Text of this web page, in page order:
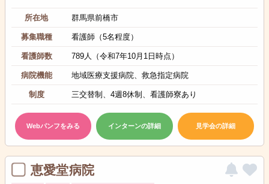
所在地 群馬県前橋市
募集職種 看護師（5名程度）
看護師数 789人（令和7年10月1日時点）
病院機能 地域医療支援病院、救急指定病院
制度 三交替制、4週8休制、看護師寮あり
Webパンフをみる インターンの詳細 見学会の詳細
恵愛堂病院